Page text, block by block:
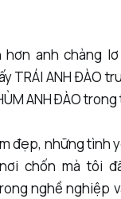
hơn anh chàng
TRÁI ANH ĐÀO
ANH ĐÀO trong
đẹp, những tình
chốn mà tôi
nghề nghiệp